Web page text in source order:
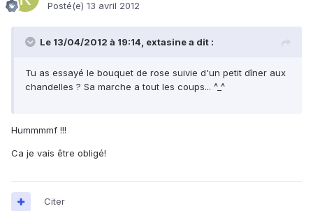
Posté(e) 13 avril 2012
Le 13/04/2012 à 19:14, extasine a dit :
Tu as essayé le bouquet de rose suivie d'un petit dîner aux
chandelles ? Sa marche a tout les coups... ^_^
Hummmmf !!!
Ca je vais être obligé!
Citer